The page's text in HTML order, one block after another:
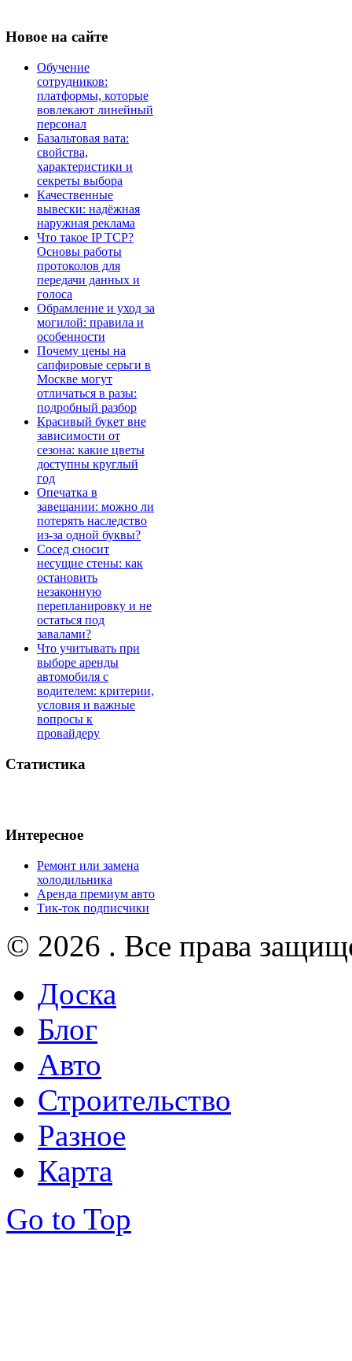
Новое на сайте
Обучение
сотрудников:
платформы, которые
вовлекают линейный
персонал
Базальтовая вата:
свойства,
характеристики и
секреты выбора
Качественные
вывески: надёжная
наружная реклама
Что такое IP TCP?
Основы работы
протоколов для
передачи данных и
голоса
Обрамление и уход за
могилой: правила и
особенности
Почему цены на
сапфировые серьги в
Москве могут
отличаться в разы:
подробный разбор
Красивый букет вне
зависимости от
сезона: какие цветы
доступны круглый
год
Опечатка в
завещании: можно ли
потерять наследство
из-за одной буквы?
Сосед сносит
несущие стены: как
остановить
незаконную
перепланировку и не
остаться под
завалами?
Что учитывать при
выборе аренды
автомобиля с
водителем: критерии,
условия и важные
вопросы к
провайдеру
Статистика
Интересное
Ремонт или замена
холодильника
Аренда премиум авто
Тик-ток подписчики
© 2026 . Все права
Доска
Блог
Авто
Строительство
Разное
Карта
Go to Top